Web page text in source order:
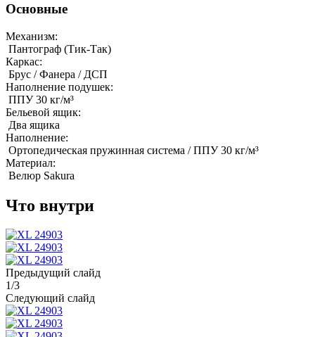
Основные
Механизм:
Пантограф (Тик-Так)
Каркас:
Брус / Фанера / ДСП
Наполнение подушек:
ППУ 30 кг/м³
Бельевой ящик:
Два ящика
Наполнение:
Ортопедическая пружинная система / ППУ 30 кг/м³
Материал:
Велюр Sakura
Что внутри
Предыдущий слайд
1/3
Следующий слайд